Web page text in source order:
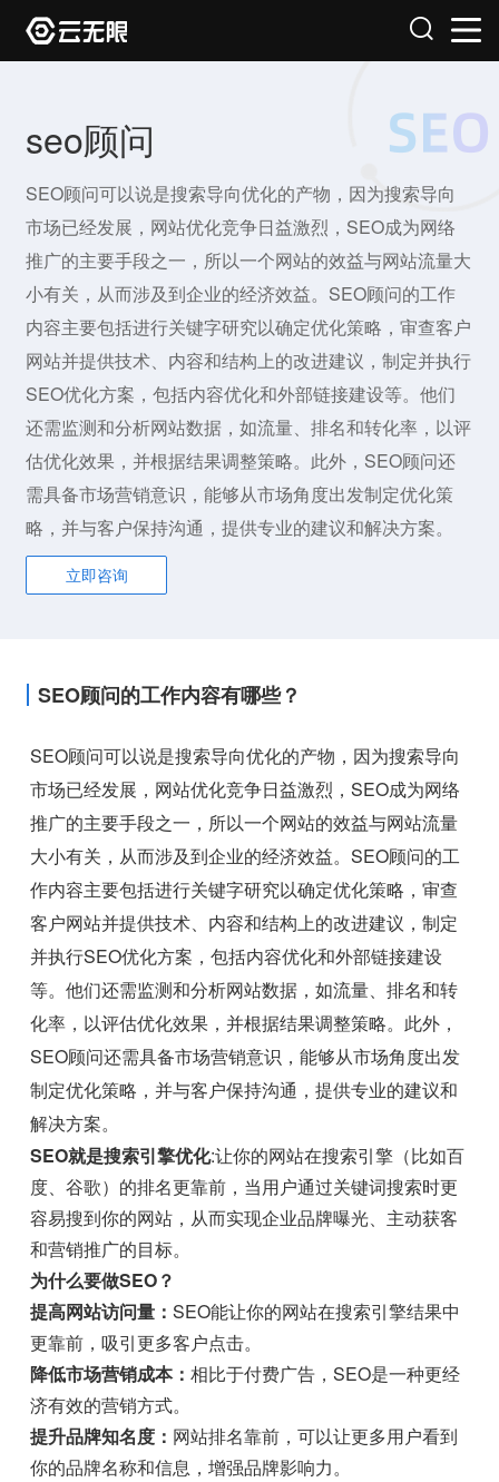
seo顾问
SEO顾问可以说是搜索导向优化的产物，因为搜索导向
市场已经发展，网站优化竞争日益激烈，SEO成为网络
推广的主要手段之一，所以一个网站的效益与网站流量大
小有关，从而涉及到企业的经济效益。SEO顾问的工作
内容主要包括进行关键字研究以确定优化策略，审查客户
网站并提供技术、内容和结构上的改进建议，制定并执行
SEO优化方案，包括内容优化和外部链接建设等。他们
还需监测和分析网站数据，如流量、排名和转化率，以评
估优化效果，并根据结果调整策略。此外，SEO顾问还
需具备市场营销意识，能够从市场角度出发制定优化策
略，并与客户保持沟通，提供专业的建议和解决方案。
立即咨询
SEO顾问的工作内容有哪些？
SEO顾问可以说是搜索导向优化的产物，因为搜索导向
市场已经发展，网站优化竞争日益激烈，SEO成为网络
推广的主要手段之一，所以一个网站的效益与网站流量
大小有关，从而涉及到企业的经济效益。SEO顾问的工
作内容主要包括进行关键字研究以确定优化策略，审查
客户网站并提供技术、内容和结构上的改进建议，制定
并执行SEO优化方案，包括内容优化和外部链接建设
等。他们还需监测和分析网站数据，如流量、排名和转
化率，以评估优化效果，并根据结果调整策略。此外，
SEO顾问还需具备市场营销意识，能够从市场角度出发
制定优化策略，并与客户保持沟通，提供专业的建议和
解决方案。
SEO就是搜索引擎优化:让你的网站在搜索引擎（比如百
度、谷歌）的排名更靠前，当用户通过关键词搜索时更
容易搜到你的网站，从而实现企业品牌曝光、主动获客
和营销推广的目标。
为什么要做SEO？
提高网站访问量：SEO能让你的网站在搜索引擎结果中
更靠前，吸引更多客户点击。
降低市场营销成本：相比于付费广告，SEO是一种更经
济有效的营销方式。
提升品牌知名度： 网站排名靠前，可以让更多用户看到
你的品牌名称和信息，增强品牌影响力。